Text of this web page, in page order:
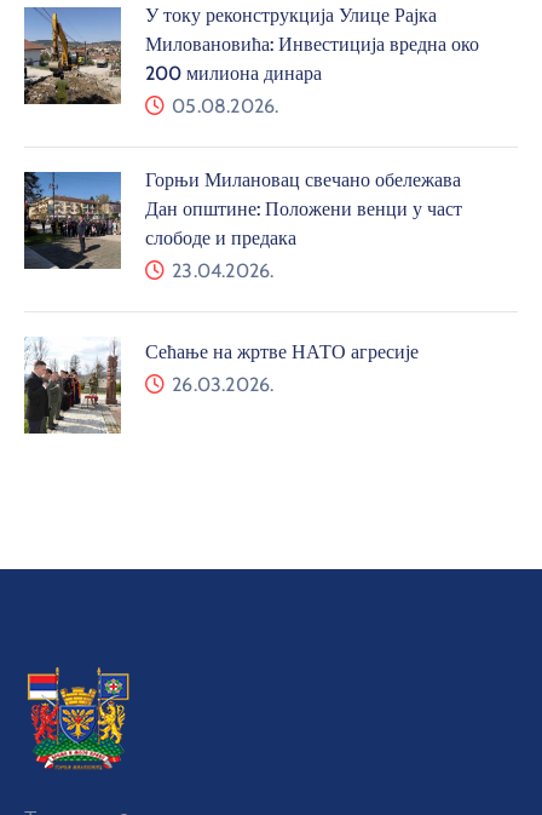
У току реконструкција Улице Рајка
Миловановића: Инвестиција вредна око
200 милиона динара
05.08.2026.
Горњи Милановац свечано обележава
Дан општине: Положени венци у част
слободе и предака
23.04.2026.
Сећање на жртве НАТО агресије
26.03.2026.